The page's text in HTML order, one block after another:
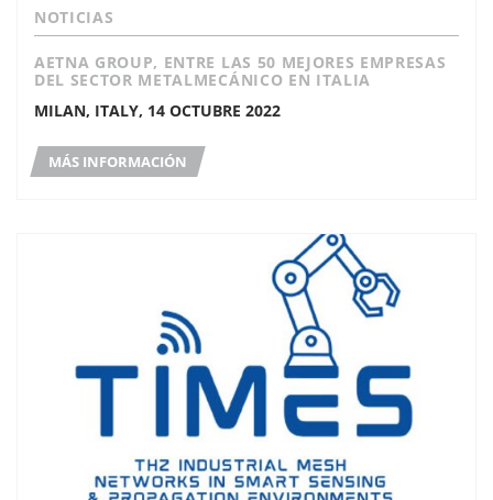
NOTICIAS
AETNA GROUP, ENTRE LAS 50 MEJORES EMPRESAS
DEL SECTOR METALMECÁNICO EN ITALIA
MILAN, ITALY, 14 OCTUBRE 2022
MÁS INFORMACIÓN